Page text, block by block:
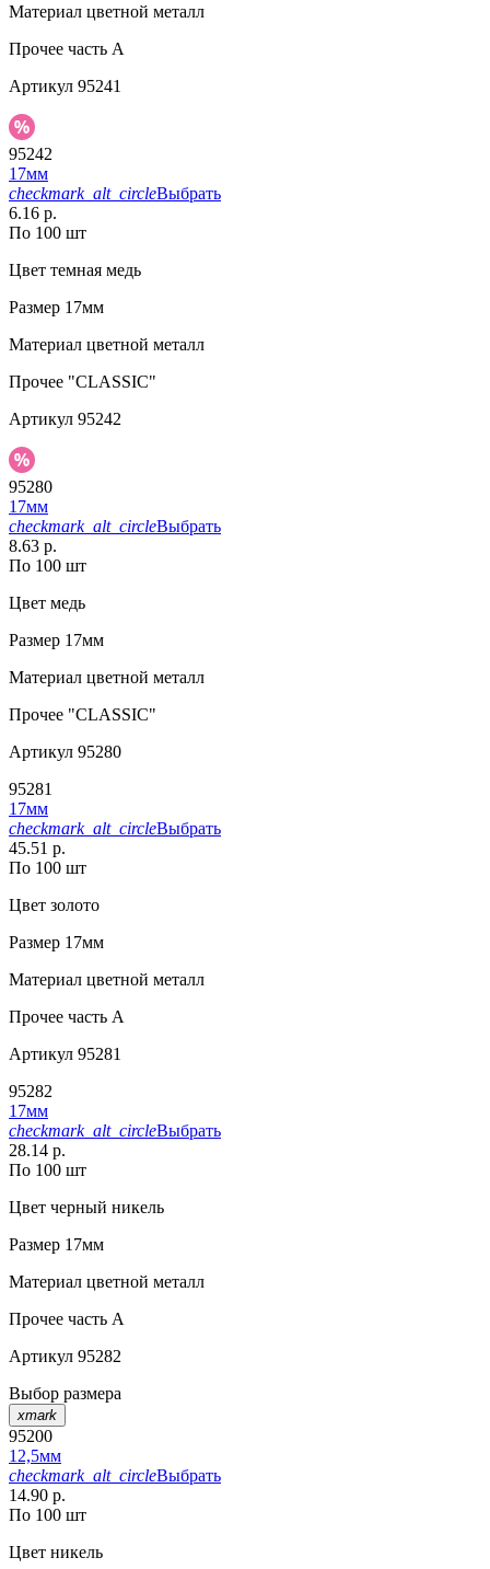
Материал цветной металл
Прочее часть A
Артикул 95241
95242
17мм
checkmark_alt_circleВыбрать
6.16 р.
По 100 шт
Цвет темная медь
Размер 17мм
Материал цветной металл
Прочее "CLASSIC"
Артикул 95242
95280
17мм
checkmark_alt_circleВыбрать
8.63 р.
По 100 шт
Цвет медь
Размер 17мм
Материал цветной металл
Прочее "CLASSIC"
Артикул 95280
95281
17мм
checkmark_alt_circleВыбрать
45.51 р.
По 100 шт
Цвет золото
Размер 17мм
Материал цветной металл
Прочее часть A
Артикул 95281
95282
17мм
checkmark_alt_circleВыбрать
28.14 р.
По 100 шт
Цвет черный никель
Размер 17мм
Материал цветной металл
Прочее часть A
Артикул 95282
Выбор размера
xmark
95200
12,5мм
checkmark_alt_circleВыбрать
14.90 р.
По 100 шт
Цвет никель